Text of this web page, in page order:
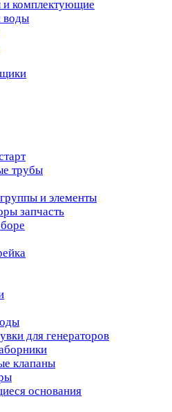
и комплектующие
воды
трубы
и элементы
запчасть
для генераторов
клапаны
основания